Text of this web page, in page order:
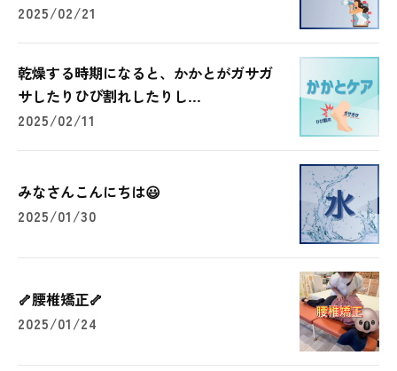
2025/02/21
乾燥する時期になると、かかとがガサガ
サしたりひび割れしたりし...
2025/02/11
みなさんこんにちは😃
2025/01/30
🦴腰椎矯正🦴
2025/01/24